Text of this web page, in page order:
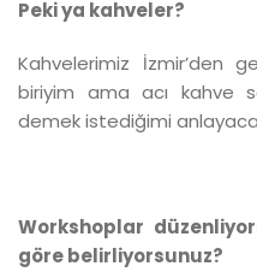
Peki ya kahveler?
Kahvelerimiz İzmir’den
biriyim ama acı kahve
demek istediğimi
Workshoplar
göre belirliyorsunuz?